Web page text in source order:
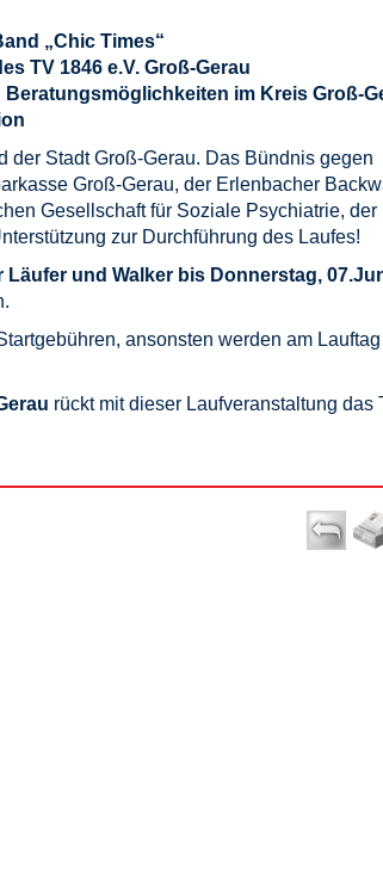
„Chic Times“
TV 1846 e.V. Groß-Gerau
im Kreis Groß-
der Stadt Groß-Gerau. Das Bündnis gegen
Groß-Gerau, der Erlenbacher
Gesellschaft für Soziale Psychiatrie, der
zur Durchführung des Laufes!
Läufer und Walker bis Donnerstag,
ansonsten werden am
rückt mit dieser Laufveranstaltung das